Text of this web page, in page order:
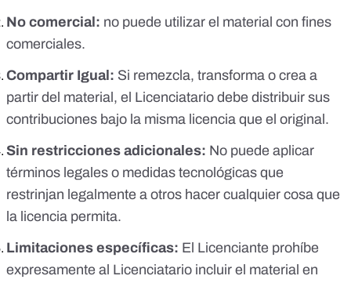
No comercial: no puede utilizar el material con fines
comerciales.
Compartir Igual: Si remezcla, transforma o crea a
partir del material, el Licenciatario debe distribuir sus
contribuciones bajo la misma licencia que el original.
Sin restricciones adicionales: No puede aplicar
términos legales o medidas tecnológicas que
restrinjan legalmente a otros hacer cualquier cosa que
la licencia permita.
Limitaciones específicas: El Licenciante prohíbe
expresamente al Licenciatario incluir el material en